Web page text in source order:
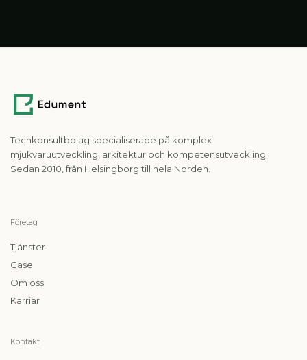
Techkonsultbolag specialiserade på komplex
mjukvaruutveckling, arkitektur och kompetensutveckling.
Sedan 2010, från Helsingborg till hela Norden.
Företag
Tjänster
Case
Om oss
Karriär
Kontakt